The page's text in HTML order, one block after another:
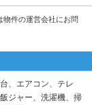
物件の運営会社にお問
、エアコン、テレ
ジャー、洗濯機、掃